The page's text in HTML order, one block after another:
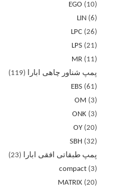
EGO
10
LIN 6
LPC 26
LPS 21
MR
11
پمپ شناور چاهی ابارا
119
EBS 61
OM
3
ONK 3
OY 20
SBH 32
پمپ طبقاتی افقی ابارا
23
compact 3
MATRIX 20